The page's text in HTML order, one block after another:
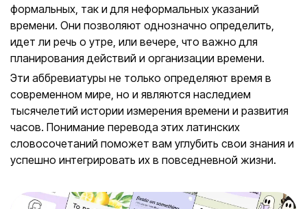
формальных, так и для неформальных указаний
времени. Они позволяют однозначно определить,
идет ли речь о утре, или вечере, что важно для
планирования действий и организации времени.
Эти аббревиатуры не только определяют время в
современном мире, но и являются наследием
тысячелетий истории измерения времени и развития
часов. Понимание перевода этих латинских
словосочетаний поможет вам углубить свои знания и
успешно интегрировать их в повседневной жизни.